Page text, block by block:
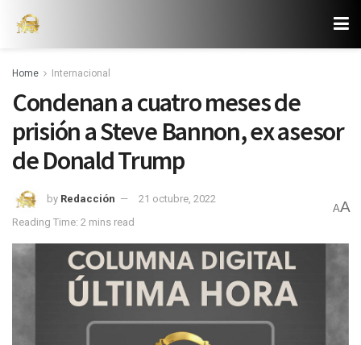
Home Internacional
Condenan a cuatro meses de
prisión a Steve Bannon, ex asesor
de Donald Trump
by Redacción
21 octubre, 2022
Reading Time: 2 mins read
AA